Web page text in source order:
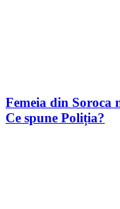
Femeia din Soroca
Ce spune Poliția?